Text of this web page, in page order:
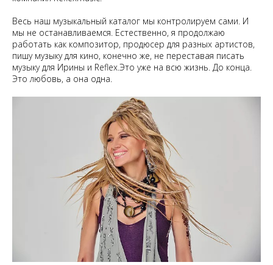
Весь наш музыкальный каталог мы контролируем сами. И
мы не останавливаемся. Естественно, я продолжаю
работать как композитор, продюсер для разных артистов,
пишу музыку для кино, конечно же, не переставая писать
музыку для Ирины и Reflex.Это уже на всю жизнь. До конца.
Это любовь, а она одна.